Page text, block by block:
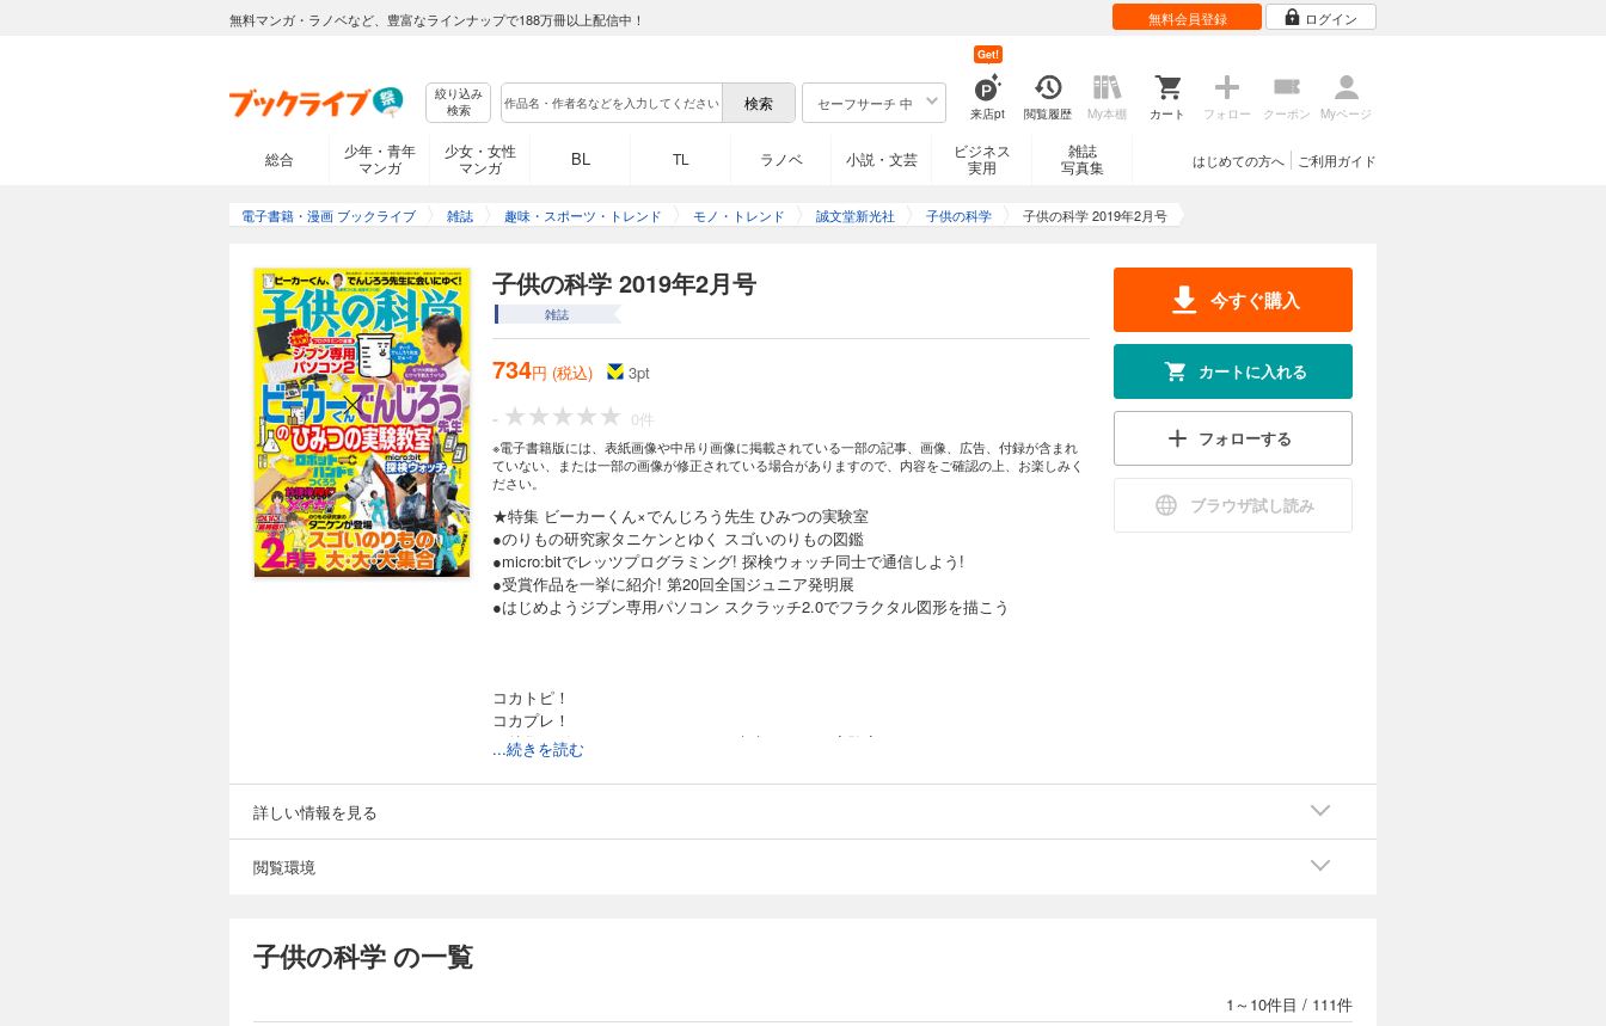
無料マンガ・ラノベなど、豊富なラインナップで188万冊以上配信中！ 無料会員登録 ログイン
絞り込み
検索
セーフサーチ 中
来店pt
Get!
閲覧履歴 My本棚 カート フォロー クーポン Myページ
総合
少年・青年
マンガ
少女・女性
マンガ
BL TL ラノベ 小説・文芸
ビジネス
実用
雑誌
写真集
ご利用ガイド
はじめての方へ
電子書籍・漫画 ブックライブ 雑誌 趣味・スポーツ・トレンド モノ・トレンド 誠文堂新光社 子供の科学 子供の科学 2019年2月号
子供の科学 2019年2月号
雑誌
734円 (税込) 3pt
- 0件
※電子書籍版には、表紙画像や中吊り画像に掲載されている一部の記事、画像、広告、付録が含まれ
ていない、または一部の画像が修正されている場合がありますので、内容をご確認の上、お楽しみく
ださい。
★特集 ビーカーくん×でんじろう先生 ひみつの実験室
●のりもの研究家タニケンとゆく スゴいのりもの図鑑
●micro:bitでレッツプログラミング! 探検ウォッチ同士で通信しよう!
●受賞作品を一挙に紹介! 第20回全国ジュニア発明展
●はじめようジブン専用パソコン スクラッチ2.0でフラクタル図形を描こう
コカトピ！
コカプレ！
［特集］ビーカーくん×でんじろう先生 ひみつの実験室
のりもの研究家タニケンとゆく スゴいのりもの図鑑
micro:bitでレッツプログラミング！ 自分だけの探検ウォッチをつくろう／探検ウォッ
受賞作品を一挙に紹介！ 第20回全国ジュニア発明展
...続きを読む
今すぐ購入
カートに入れる
フォローする
ブラウザ試し読み
詳しい情報を見る
閲覧環境
子供の科学 の一覧
1～10件目 / 111件